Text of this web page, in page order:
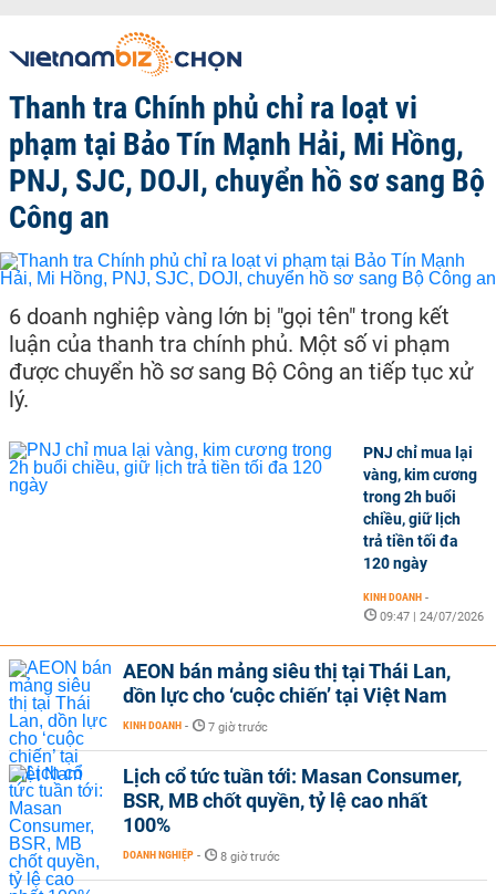
Thanh tra Chính phủ chỉ ra loạt vi
phạm tại Bảo Tín Mạnh Hải, Mi Hồng,
PNJ, SJC, DOJI, chuyển hồ sơ sang Bộ
Công an
6 doanh nghiệp vàng lớn bị "gọi tên" trong kết
luận của thanh tra chính phủ. Một số vi phạm
được chuyển hồ sơ sang Bộ Công an tiếp tục xử
lý.
PNJ chỉ mua lại
vàng, kim cương
trong 2h buổi
chiều, giữ lịch
trả tiền tối đa
120 ngày
KINH DOANH -
09:47 | 24/07/2026
AEON bán mảng siêu thị tại Thái Lan,
dồn lực cho ‘cuộc chiến’ tại Việt Nam
KINH DOANH - 7 giờ trước
Lịch cổ tức tuần tới: Masan Consumer,
BSR, MB chốt quyền, tỷ lệ cao nhất
100%
DOANH NGHIỆP - 8 giờ trước